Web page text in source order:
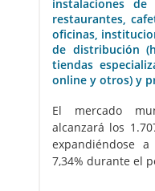
instalaciones
restaurantes,
oficinas,
de distribución
tiendas
online y otros) y
El mercado
alcanzará los
expandiéndose
7,34% durante el